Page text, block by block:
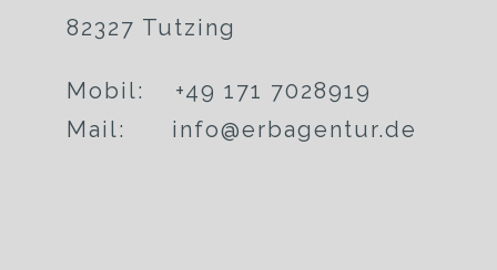
82327 Tutzing
Mobil: +49 171 7028919
Mail: info@erbagentur.de